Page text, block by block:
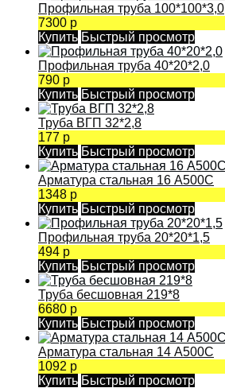
Профильная труба 100*100*3,0
7300 р
Купить Быстрый просмотр
Профильная труба 40*20*2,0
790 р
Купить Быстрый просмотр
Труба ВГП 32*2,8
177 р
Купить Быстрый просмотр
Арматура стальная 16 А500С
1348 р
Купить Быстрый просмотр
Профильная труба 20*20*1,5
494 р
Купить Быстрый просмотр
Труба бесшовная 219*8
6680 р
Купить Быстрый просмотр
Арматура стальная 14 А500С
1092 р
Купить Быстрый просмотр